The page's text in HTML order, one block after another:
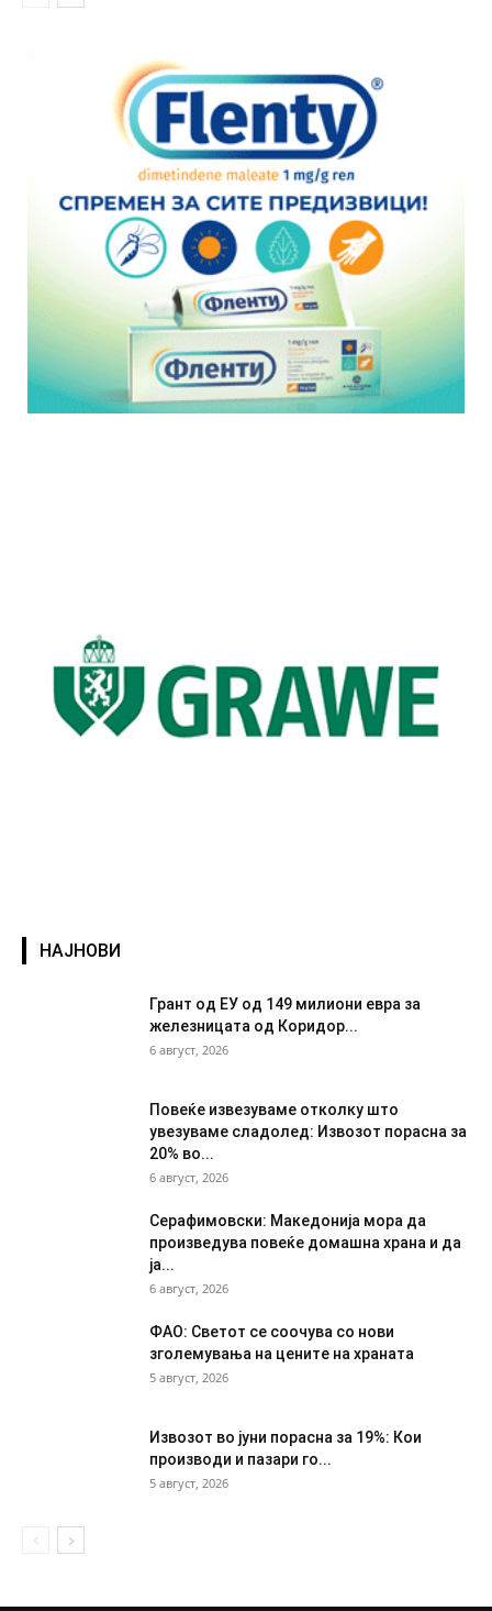
НАЈНОВИ
Грант од ЕУ од 149 милиони евра за
железницата од Коридор...
6 август, 2026
Повеќе извезуваме отколку што
увезуваме сладолед: Извозот порасна за
20% во...
6 август, 2026
Серафимовски: Македонија мора да
произведува повеќе домашна храна и да
ја...
6 август, 2026
ФАО: Светот се соочува со нови
зголемувања на цените на храната
5 август, 2026
Извозот во јуни порасна за 19%: Кои
производи и пазари го...
5 август, 2026